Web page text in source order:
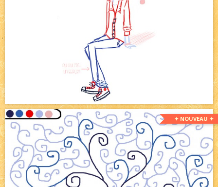
✦ NOUVEAU ✦